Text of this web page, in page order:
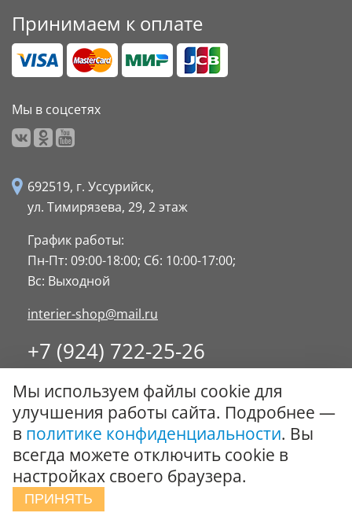
Принимаем к оплате
Мы в соцсетях
692519, г. Уссурийск,
ул. Тимирязева, 29, 2 этаж
График работы:
Пн-Пт: 09:00-18:00; Сб: 10:00-17:00;
Вс: Выходной
interier-shop@mail.ru
+7 (924) 722-25-26
8 (4234) 32-17-89
Заказать обратный звонок
© ООО "Стиль-Интерьер" 1996 - 2026. Все права
защищены.
Политика обработки персональных данных
Сообщить об ошибке
Мы используем файлы cookie для
улучшения работы сайта. Подробнее —
в политике конфиденциальности. Вы
всегда можете отключить cookie в
настройках своего браузера.
ПРИНЯТЬ